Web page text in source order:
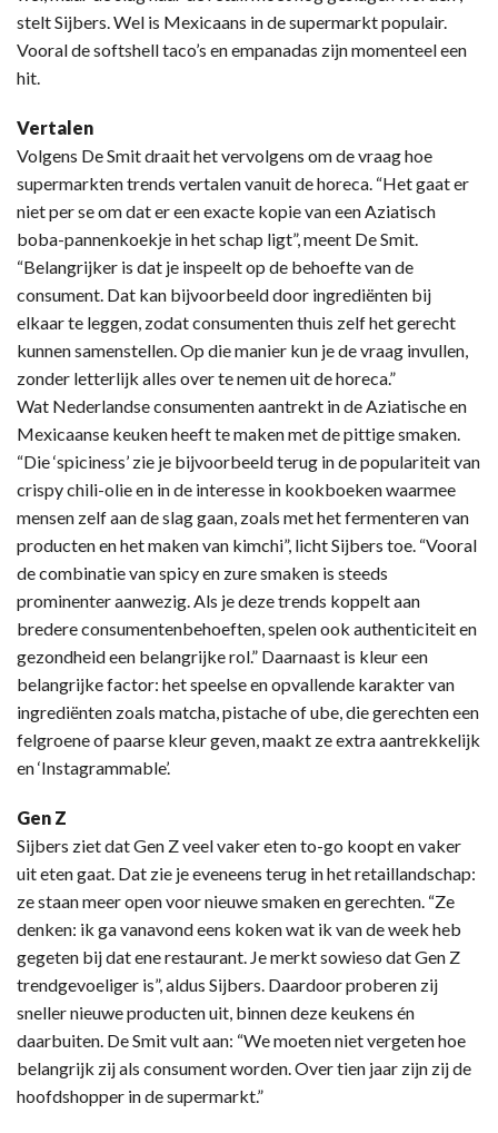
stelt Sijbers. Wel is Mexicaans in de supermarkt populair.
Vooral de softshell taco’s en empanadas zijn momenteel een
hit.
Vertalen
Volgens De Smit draait het vervolgens om de vraag hoe
supermarkten trends vertalen vanuit de horeca. “Het gaat er
niet per se om dat er een exacte kopie van een Aziatisch
boba-pannenkoekje in het schap ligt”, meent De Smit.
“Belangrijker is dat je inspeelt op de behoefte van de
consument. Dat kan bijvoorbeeld door ingrediënten bij
elkaar te leggen, zodat consumenten thuis zelf het gerecht
kunnen samenstellen. Op die manier kun je de vraag invullen,
zonder letterlijk alles over te nemen uit de horeca.”
Wat Nederlandse consumenten aantrekt in de Aziatische en
Mexicaanse keuken heeft te maken met de pittige smaken.
“Die ‘spiciness’ zie je bijvoorbeeld terug in de populariteit van
crispy chili-olie en in de interesse in kookboeken waarmee
mensen zelf aan de slag gaan, zoals met het fermenteren van
producten en het maken van kimchi”, licht Sijbers toe. “Vooral
de combinatie van spicy en zure smaken is steeds
prominenter aanwezig. Als je deze trends koppelt aan
bredere consumentenbehoeften, spelen ook authenticiteit en
gezondheid een belangrijke rol.” Daarnaast is kleur een
belangrijke factor: het speelse en opvallende karakter van
ingrediënten zoals matcha, pistache of ube, die gerechten een
felgroene of paarse kleur geven, maakt ze extra aantrekkelijk
en ‘Instagrammable’.
Gen Z
Sijbers ziet dat Gen Z veel vaker eten to-go koopt en vaker
uit eten gaat. Dat zie je eveneens terug in het retaillandschap:
ze staan meer open voor nieuwe smaken en gerechten. “Ze
denken: ik ga vanavond eens koken wat ik van de week heb
gegeten bij dat ene restaurant. Je merkt sowieso dat Gen Z
trendgevoeliger is”, aldus Sijbers. Daardoor proberen zij
sneller nieuwe producten uit, binnen deze keukens én
daarbuiten. De Smit vult aan: “We moeten niet vergeten hoe
belangrijk zij als consument worden. Over tien jaar zijn zij de
hoofdshopper in de supermarkt.”